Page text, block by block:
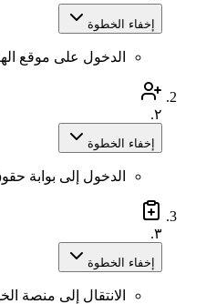
إخفاء الخطوة
الدخول على موقع
٢.
إخفاء الخطوة
الدخول إلى بوابة
٣.
إخفاء الخطوة
الانتقال إلى منصة